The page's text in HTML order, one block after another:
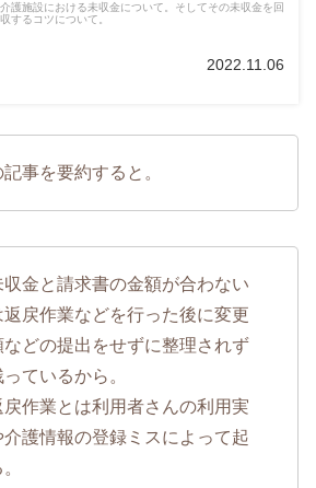
介護施設における未収金について。そしてその未収金を回
収するコツについて。
2022.11.06
記事を要約すると。
金と請求書の金額が合わない
返戻作業などを行った後に変更
などの提出をせずに整理されず
ているから。
作業とは利用者さんの利用実
介護情報の登録ミスによって起